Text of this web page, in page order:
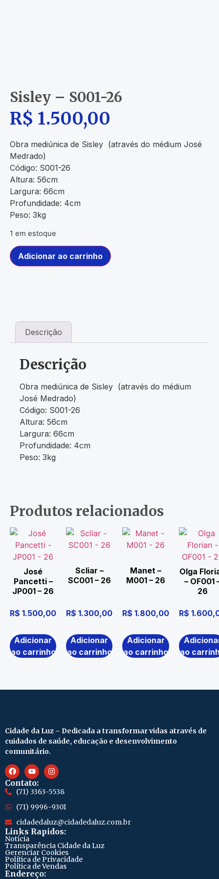
Sisley – S001-26
R$ 1.500,00
Obra mediúnica de Sisley (através do médium José
Medrado)
Código: S001-26
Altura: 56cm
Largura: 66cm
Profundidade: 4cm
Peso: 3kg
1 em estoque
Adicionar ao carrinho
Descrição
Descrição
Obra mediúnica de Sisley (através do médium
José Medrado)
Código: S001-26
Altura: 56cm
Largura: 66cm
Profundidade: 4cm
Peso: 3kg
Produtos relacionados
José
Pancetti –
JP001 – 26
R$ 1.500,00
Adicionar
ao carrinho
Scliar –
SC001 – 26
R$ 1.300,00
Adicionar
ao carrinho
Manet –
M001 – 26
R$ 1.800,00
Adicionar
ao carrinho
Olga
– OF001
26
R$
ao
Cidade da Luz – Dedicada a transformar vidas através de
cuidados de saúde, educação e desenvolvimento
comunitário.
Contato:
(71) 3363-5538
(71) 9996-9301
cidadedaluz@cidadedaluz.com.br
Links Rapidos:
Notícia
Transparência Cidade da Luz
Gerenciar Cookies
Política de Privacidade
Política de Vendas
Endereço: